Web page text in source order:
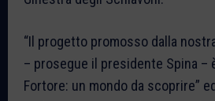
“Il progetto promosso dalla
– prosegue il presidente Spina –
Fortore: un mondo da scoprire”